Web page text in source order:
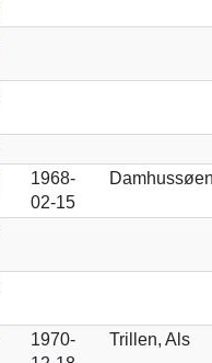
1968-
02-15
1970-
Trillen, Als